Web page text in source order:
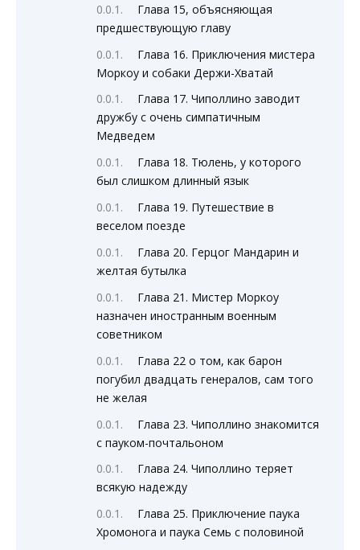
Глава 15, объясняющая
предшествующую главу
Глава 16. Приключения мистера
Моркоу и собаки Держи-Хватай
Глава 17. Чиполлино заводит
дружбу с очень симпатичным
Медведем
Глава 18. Тюлень, у которого
был слишком длинный язык
Глава 19. Путешествие в
веселом поезде
Глава 20. Герцог Мандарин и
желтая бутылка
Глава 21. Мистер Моркоу
назначен иностранным военным
советником
Глава 22 о том, как барон
погубил двадцать генералов, сам того
не желая
Глава 23. Чиполлино знакомится
с пауком-почтальоном
Глава 24. Чиполлино теряет
всякую надежду
Глава 25. Приключение паука
Хромонога и паука Семь с половиной